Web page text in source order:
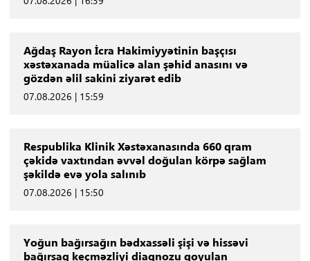
Ağdaş Rayon İcra Hakimiyyətinin başçısı
xəstəxanada müalicə alan şəhid anasını və
gözdən əlil sakini ziyarət edib
07.08.2026 | 15:59
Respublika Klinik Xəstəxanasında 660 qram
çəkidə vaxtından əvvəl doğulan körpə sağlam
şəkildə evə yola salınıb
07.08.2026 | 15:50
Yoğun bağırsağın bədxassəli şişi və hissəvi
bağırsaq keçməzliyi diaqnozu qoyulan